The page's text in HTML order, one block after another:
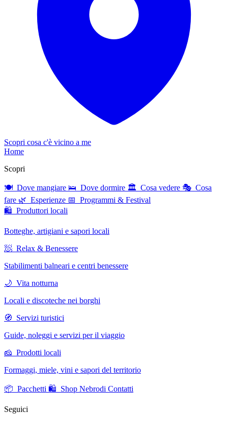
Scopri cosa c'è vicino a me
Home
Scopri
🍽 Dove mangiare 🛌 Dove dormire 🏛 Cosa vedere 🎭 Cosa
fare 🌿 Esperienze 📅 Programmi & Festival
🛍 Produttori locali
Botteghe, artigiani e sapori locali
🧖 Relax & Benessere
Stabilimenti balneari e centri benessere
🌙 Vita notturna
Locali e discoteche nei borghi
🧭 Servizi turistici
Guide, noleggi e servizi per il viaggio
🧀 Prodotti locali
Formaggi, miele, vini e sapori del territorio
📦 Pacchetti 🛍️ Shop Nebrodi Contatti
Seguici